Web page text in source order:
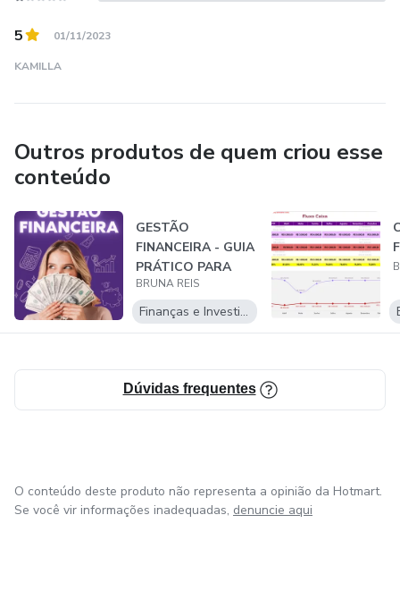
5 01/11/2023
KAMILLA
Outros produtos de quem criou esse
conteúdo
GESTÃO
FINANCEIRA - GUIA
PRÁTICO PARA
MICROEEMPRENDE
DORAS
BRUNA REIS
Finanças e Investimentos
Dúvidas frequentes
O conteúdo deste produto não representa a opinião da Hotmart.
Se você vir informações inadequadas, denuncie aqui